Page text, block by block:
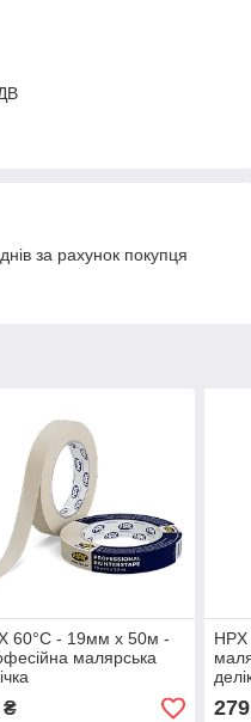
за рахунок покупця
60°С - 19мм х 50м -
малярська
279